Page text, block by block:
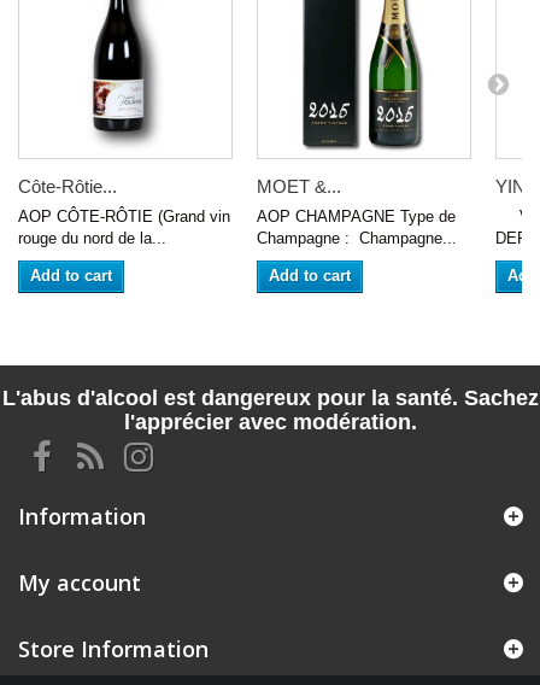
Côte-Rôtie...
AOP CÔTE-RÔTIE (Grand vin
rouge du nord de la...
Add to cart
MOET &...
AOP CHAMPAGNE Type de
Champagne : Champagne...
Add to cart
YIN
VIN
L'abus d'alcool est dangereux pour la santé. Sachez
l'apprécier avec modération.
Information
My account
Store Information